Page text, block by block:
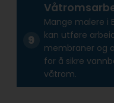
Mange malere i
kan utføre
membraner og
for å sikre
våtrom.